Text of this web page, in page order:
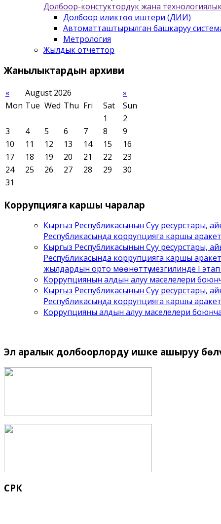
Долбоор-констуктордук жана
Долбоор иликтѳѳ иштери (ДИИ)
Автоматташтырылган башкаруу
Метрология
Жылдык отчеттор
Жанылыктардын архиви
« August 2026
»
Mon Tue Wed Thu Fri Sat
Sun
1
2
3
4 5 6 7 8
9
10
11 12 13 14 15
16
17
18 19 20 21 22
23
24
25 26 27 28 29
30
31
Коррупцияга каршы чаралар
Кыргыз Республикасынын Суу ресурстары,
Республикасында коррупцияга каршы
Кыргыз Республикасынын Суу ресурстары,
Республикасында коррупцияга каршы
жылдардын орто мөөнөттүү мезгилинде I этап
Коррупциянын алдын алуу маселелери
Кыргыз Республикасынын Суу ресурстары,
Республикасында коррупцияга каршы
Коррупцияны алдын алуу маселелери
Эл аралык долбоорлорду ишке ашыруу
СРК